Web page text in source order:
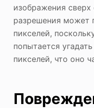
изображения сверх
разрешения может
пикселей,
попытается
пикселей, что оно